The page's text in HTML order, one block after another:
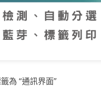
為 “通訊界面”